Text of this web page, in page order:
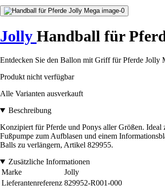
Jolly Handball für
Entdecken Sie den Ballon mit Griff für Pferde Jolly
Produkt nicht verfügbar
Alle Varianten ausverkauft
Beschreibung
Konzipiert für Pferde und Ponys aller Größen.
Fußpumpe zum Aufblasen und einem
Balls zu verlängern, Artikel 829955.
Zusätzliche Informationen
Marke
Jolly
Lieferantenreferenz 829952-R001-000